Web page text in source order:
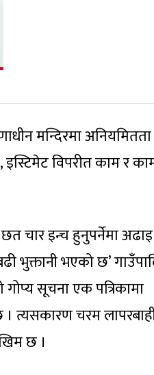
मन्दिरमा अनियमितता
इस्टिमेट विपरीत काम र
चार इन्च हुनुपर्नेमा
भुक्तानी भएको छ’
सूचना एक पत्रिकामा
त्यसकारण चरम
छ ।